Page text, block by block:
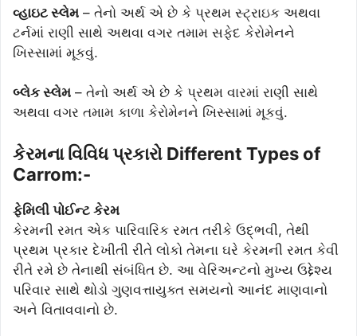
વ્હાઇટ સ્લેમ – તેનો અર્થ એ છે કે પ્રથમ સ્ટ્રાઇક અથવા
ટર્નમાં રાણી સાથે અથવા વગર તમામ સફેદ કેરોમેનને
ખિસ્સામાં મૂકવું.
બ્લેક સ્લેમ – તેનો અર્થ એ છે કે પ્રથમ વારમાં રાણી સાથે
અથવા વગર તમામ કાળા કેરોમેનને ખિસ્સામાં મૂકવું.
કેરમના વિવિધ પ્રકારો Different Types of
Carrom:-
ફેમિલી પોઈન્ટ કેરમ
કેરમની રમત એક પારિવારિક રમત તરીકે ઉદ્ભવી, તેથી
પ્રથમ પ્રકાર દેખીતી રીતે લોકો તેમના ઘરે કેરમની રમત કેવી
રીતે રમે છે તેનાથી સંબંધિત છે. આ વેરિઅન્ટનો મુખ્ય ઉદ્દેશ્ય
પરિવાર સાથે થોડો ગુણવત્તાયુક્ત સમયનો આનંદ માણવાનો
અને વિતાવવાનો છે.